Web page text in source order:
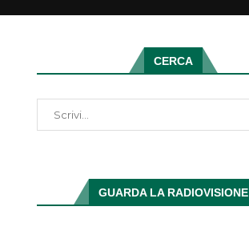
CERCA
GUARDA LA RADIOVISIONE